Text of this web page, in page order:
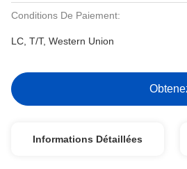
Conditions De Paiement:
LC, T/T, Western Union
Informations Détaillées